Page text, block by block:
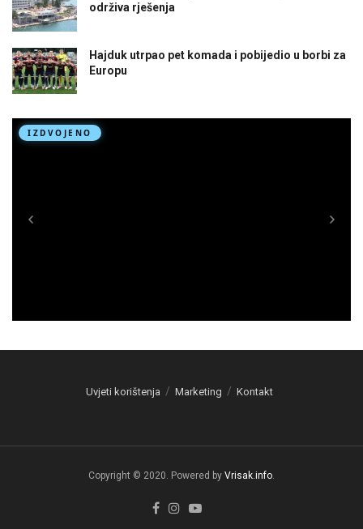
održiva rješenja
Hajduk utrpao pet komada i pobijedio u borbi za
Europu
Uvjeti korištenja Marketing Kontakt
Copyright © 2020. Powered by Vrisak.info.